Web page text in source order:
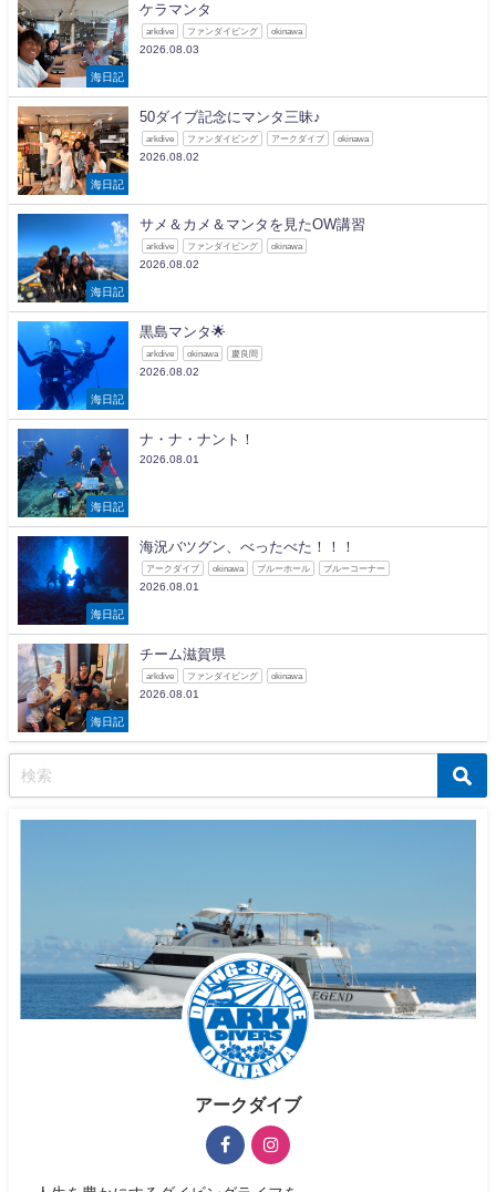
海日記
ケラマンタ
arkdive ファンダイビング okinawa
2026.08.03
海日記
50ダイブ記念にマンタ三昧♪
arkdive ファンダイビング アークダイブ okinawa
2026.08.02
海日記
サメ＆カメ＆マンタを見たOW講習
arkdive ファンダイビング okinawa
2026.08.02
海日記
黒島マンタ🌟
arkdive okinawa 慶良間
2026.08.02
海日記
ナ・ナ・ナント！
2026.08.01
海日記
海況バツグン、べったべた！！！
アークダイブ okinawa ブルーホール ブルーコーナー
2026.08.01
海日記
チーム滋賀県
arkdive ファンダイビング okinawa
2026.08.01
アークダイブ